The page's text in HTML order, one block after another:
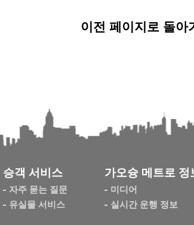
이전 페이지로 돌아
승객 서비스
자주 묻는 질문
유실물 서비스
가오슝 메트로 정
미디어
실시간 운행 정보